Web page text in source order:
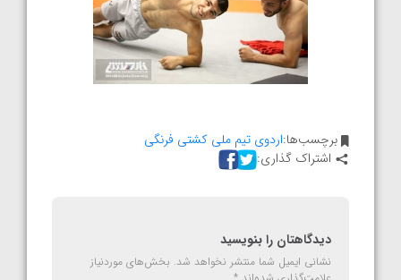
برچسب‌ها:اردوی تیم ملی کشتی فرنگی
اشتراک گذاری:
دیدگاهتان را بنویسید
نشانی ایمیل شما منتشر نخواهد شد. بخش‌های موردنیاز